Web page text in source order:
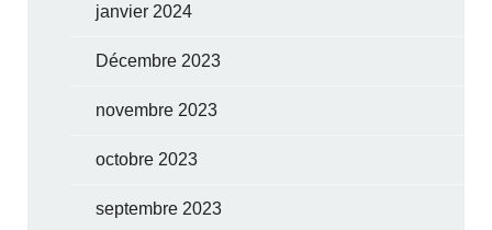
janvier 2024
Décembre 2023
novembre 2023
octobre 2023
septembre 2023